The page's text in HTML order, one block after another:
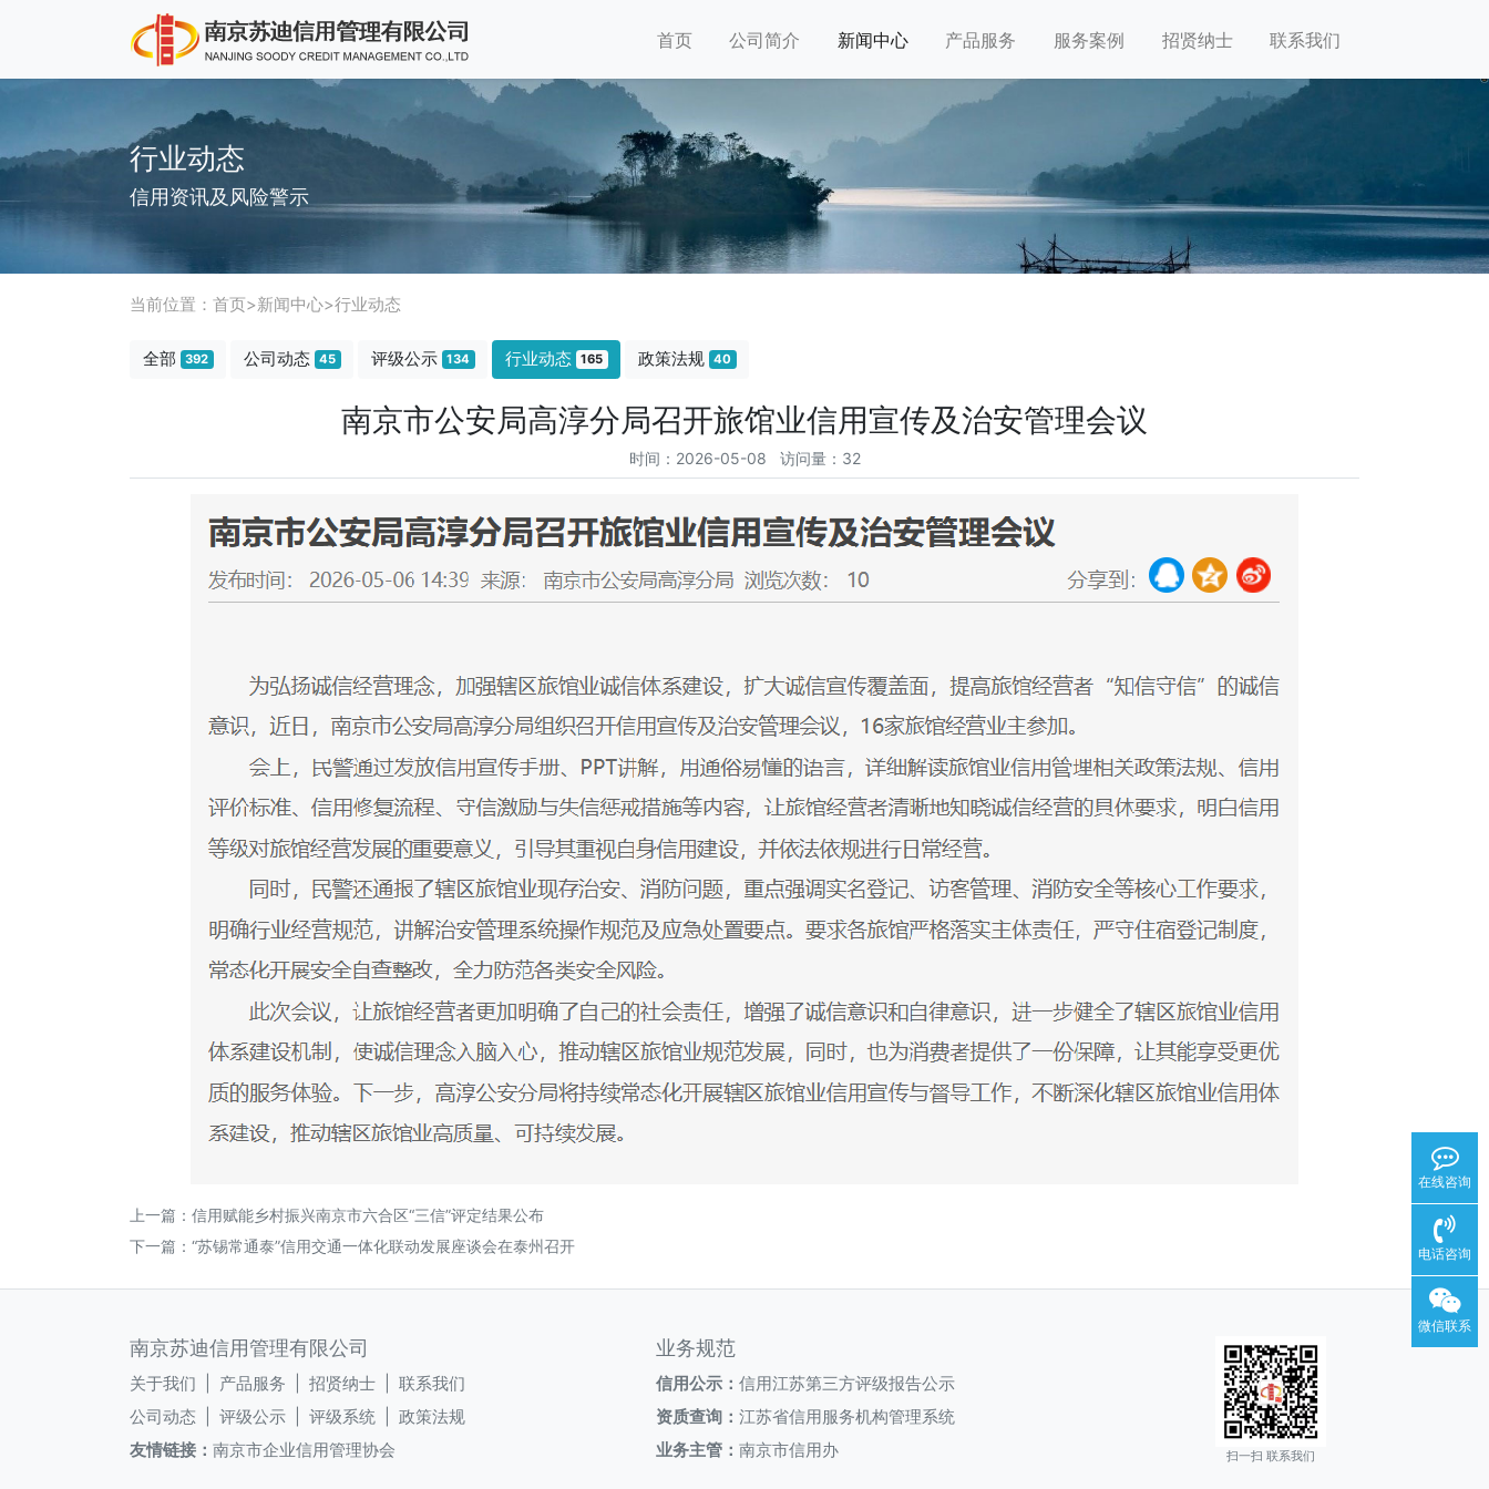
首页 公司简介 新闻中心 产品服务 服务案例 招贤纳士 联系我们
行业动态
信用资讯及风险警示
当前位置： 首页>新闻中心>行业动态
全部 392 公司动态 45 评级公示 134 行业动态 165 政策法规 40
南京市公安局高淳分局召开旅馆业信用宣传及治安管理会议
时间：2026-05-08 访问量：32
上一篇： 信用赋能乡村振兴南京市六合区“三信”评定结果公布
下一篇： “苏锡常通泰”信用交通一体化联动发展座谈会在泰州召开
南京苏迪信用管理有限公司
关于我们 | 产品服务 | 招贤纳士 | 联系我们
公司动态 | 评级公示 | 评级系统 | 政策法规
友情链接： 南京市企业信用管理协会
业务规范
信用公示： 信用江苏第三方评级报告公示
资质查询： 江苏省信用服务机构管理系统
业务主管： 南京市信用办 扫一扫 联系我们
在线咨询
电话咨询
微信联系